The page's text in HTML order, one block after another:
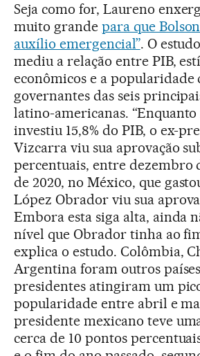
Seja como for, Laureno
muito grande para que
auxílio emergencial”. O
mediu a relação entre PIB,
econômicos e a popularidade
governantes das seis
latino-americanas. “Enquanto
investiu 15,8% do PIB, o ex-
Vizcarra viu sua aprovação
percentuais, entre dezembro
de 2020, no México, que
López Obrador viu sua
Embora esta siga alta, ainda
nível que Obrador tinha ao
explica o estudo. Colômbia,
Argentina foram outros
presidentes atingiram um
popularidade entre abril e
presidente mexicano teve
cerca de 10 pontos